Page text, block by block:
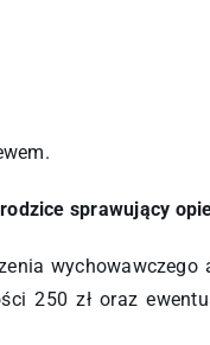
sprawujący
250 zł oraz